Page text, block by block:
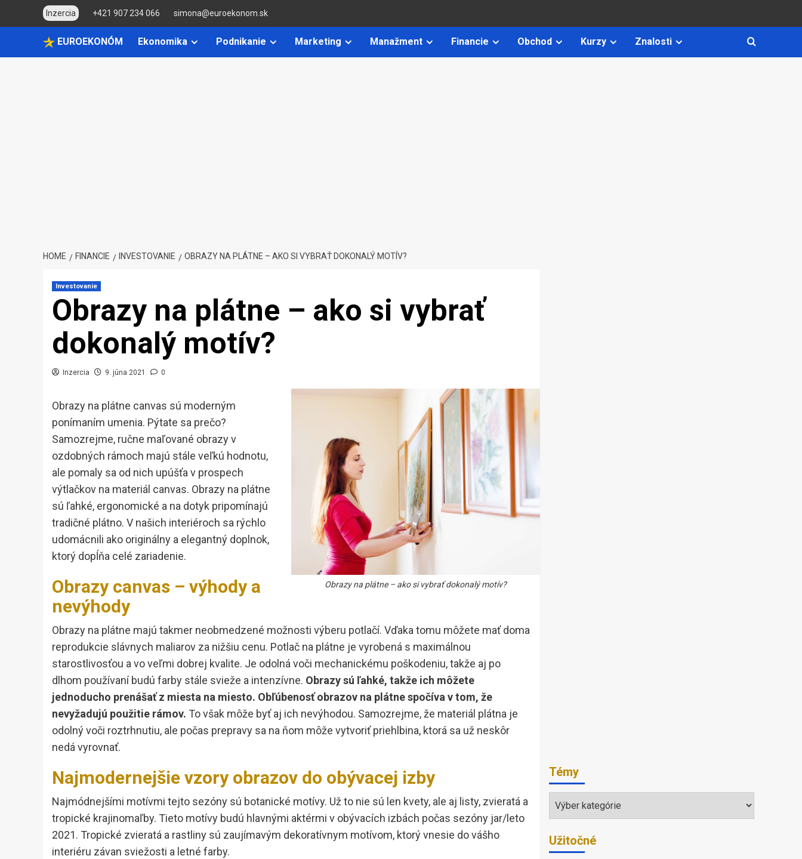
Inzercia +421 907 234 066 simona@euroekonom.sk
EUROEKONÓM Ekonomika Podnikanie Marketing Manažment Financie Obchod Kurzy Znalosti
HOME FINANCIE INVESTOVANIE OBRAZY NA PLÁTNE – AKO SI VYBRAŤ DOKONALÝ MOTÍV?
Investovanie
Obrazy na plátne – ako si vybrať
dokonalý motív?
Inzercia 9. júna 2021 0
Obrazy na plátne – ako si vybrať dokonalý motív?
Obrazy na plátne canvas sú moderným
ponímaním umenia. Pýtate sa prečo?
Samozrejme, ručne maľované obrazy v
ozdobných rámoch majú stále veľkú hodnotu,
ale pomaly sa od nich upúšťa v prospech
výtlačkov na materiál canvas. Obrazy na plátne
sú ľahké, ergonomické a na dotyk pripomínajú
tradičné plátno. V našich interiéroch sa rýchlo
udomácnili ako originálny a elegantný doplnok,
ktorý dopĺňa celé zariadenie.
Obrazy canvas – výhody a
nevýhody
Obrazy na plátne majú takmer neobmedzené možnosti výberu potlačí. Vďaka tomu môžete mať doma
reprodukcie slávnych maliarov za nižšiu cenu. Potlač na plátne je vyrobená s maximálnou
starostlivosťou a vo veľmi dobrej kvalite. Je odolná voči mechanickému poškodeniu, takže aj po
dlhom používaní budú farby stále svieže a intenzívne. Obrazy sú ľahké, takže ich môžete
jednoducho prenášať z miesta na miesto. Obľúbenosť obrazov na plátne spočíva v tom, že
nevyžadujú použitie rámov. To však môže byť aj ich nevýhodou. Samozrejme, že materiál plátna je
odolný voči roztrhnutiu, ale počas prepravy sa na ňom môže vytvoriť priehlbina, ktorá sa už neskôr
nedá vyrovnať.
Najmodernejšie vzory obrazov do obývacej izby
Najmódnejšími motívmi tejto sezóny sú botanické motívy. Už to nie sú len kvety, ale aj listy, zvieratá a
tropické krajinomaľby. Tieto motívy budú hlavnými aktérmi v obývacích izbách počas sezóny jar/leto
2021. Tropické zvieratá a rastliny sú zaujímavým dekoratívnym motívom, ktorý vnesie do vášho
interiéru závan sviežosti a letné farby.
Témy
Témy
Užitočné